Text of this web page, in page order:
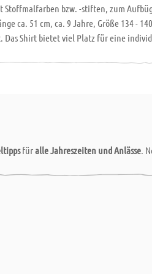
Stoffmalfarben bzw. -stiften, zum
ca. 51 cm, ca. 9 Jahre, Größe 134 -
Das Shirt bietet viel Platz für eine
oder zum Verzieren mit Fashionspray
wie Fasching, Karneval, Halloween
Gruppenarbeit. Beliebt sind coole
füralle Jahreszeiten und Anlässe.